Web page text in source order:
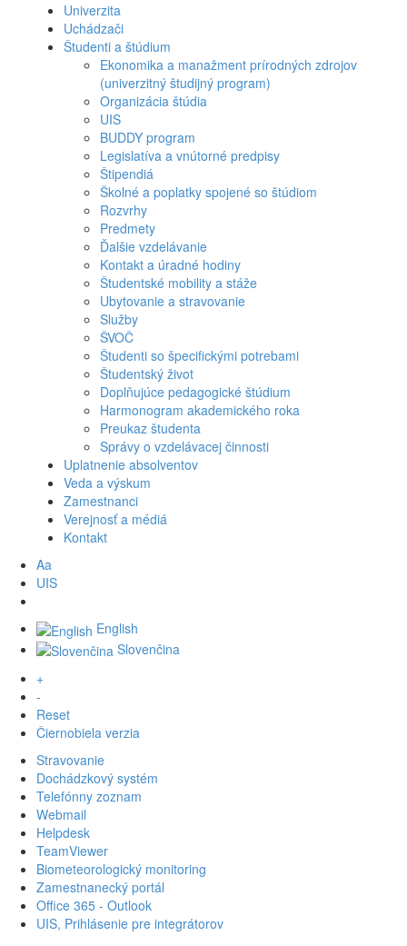
Univerzita
Uchádzači
Študenti a štúdium
Ekonomika a manažment prírodných zdrojov
(univerzitný študijný program)
Organizácia štúdia
UIS
BUDDY program
Legislatíva a vnútorné predpisy
Štipendiá
Školné a poplatky spojené so štúdiom
Rozvrhy
Predmety
Ďalšie vzdelávanie
Kontakt a úradné hodiny
Študentské mobility a stáže
Ubytovanie a stravovanie
Služby
ŠVOČ
Študenti so špecifickými potrebami
Študentský život
Doplňujúce pedagogické štúdium
Harmonogram akademického roka
Preukaz študenta
Správy o vzdelávacej činnosti
Uplatnenie absolventov
Veda a výskum
Zamestnanci
Verejnosť a médiá
Kontakt
Aa
UIS
English
Slovenčina
+
-
Reset
Čiernobiela verzia
Stravovanie
Dochádzkový systém
Telefónny zoznam
Webmail
Helpdesk
TeamViewer
Biometeorologický monitoring
Zamestnanecký portál
Office 365 - Outlook
UIS, Prihlásenie pre integrátorov